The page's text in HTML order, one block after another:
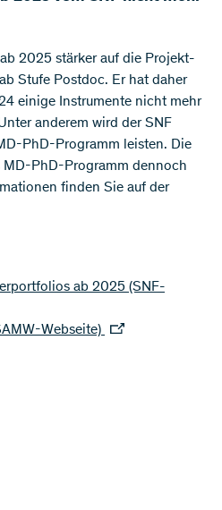
2025 stärker auf die Projekt-
Stufe Postdoc. Er hat daher
einige Instrumente nicht mehr
anderem wird der SNF
PhD-Programm leisten. Die
PhD-Programm dennoch
finden Sie auf der
ab 2025 (SNF-
Webseite)